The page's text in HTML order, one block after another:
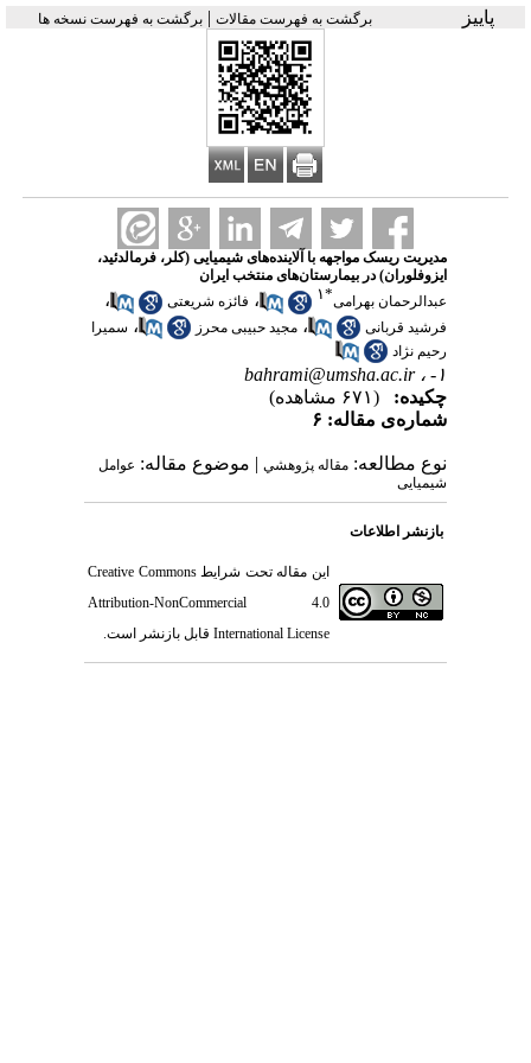
پاییزبرگشت به فهرست مقالات |برگشت به فهرست نسخه ها
مدیریت ریسک مواجهه با آلاینده‌های شیمیایی (کلر، فرمالدئید،
ایزوفلوران) در بیمارستان‌های منتخب ایران
عبدالرحمان بهرامی*۱ ، فائزه شریعتی ،
فرشید قربانی ، مجید حبیبی محرز ، سمیرا
رحیم نژاد
۱- ،
bahrami@umsha.ac.ir
چکیده:
(۶۷۱ مشاهده)
شماره‌ی مقاله: ۶
نوع مطالعه: مقاله پژوهشي| موضوع مقاله: عوامل
شیمیایی
بازنشر اطلاعات
این مقاله تحت شرایطCreative Commons
Attribution-NonCommercial 4.0
International License قابل بازنشر است.